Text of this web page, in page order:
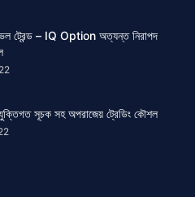
ট্রেন্ড – IQ Option অত্যন্ত নিরাপদ
সূচক সহ অপরাজেয় ট্রেডিং কৌশল